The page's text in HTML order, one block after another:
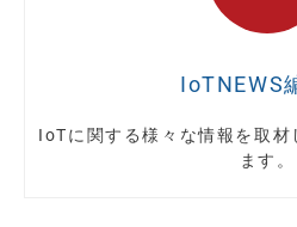
IoTNEWS
IoTに関する様々な情報を取材
ます。